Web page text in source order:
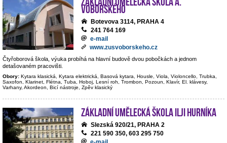
Voborského
Botevova 3114, PRAHA 4
241 764 169
e-mail
www.zusvoborskeho.cz
Čtyřoborová škola, výuka probíhá na hlavní budově dvou pobočkách a jednom
detašovaném pracovišti.
Obory: Kytara klasická, Kytara elektrická, Basová kytara, Housle, Viola, Violoncello, Trubka,
Saxofon, Klarinet, Flétna, Tuba, Hoboj, Lesní roh, Trombon, Pozoun, Klavír, El. klávesy,
Varhany, Akordeon, Bicí nástroje, Zpěv klasický
Základní umělecká škola Ilji Hurníka
Slezská 920/21, PRAHA 2
221 590 350, 603 295 750